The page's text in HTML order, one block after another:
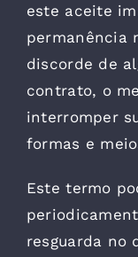
este aceite
permanência
discorde de
contrato, o
interromper
formas e
Este termo
resguarda no